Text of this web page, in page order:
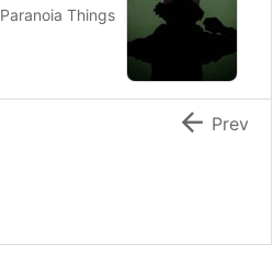
Paranoia Things
 Prev